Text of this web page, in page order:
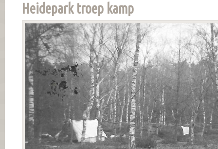
Heidepark troep kamp